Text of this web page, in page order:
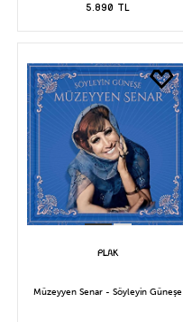
5.890 TL
Müzeyyen Senar - Söyleyin Güneşe